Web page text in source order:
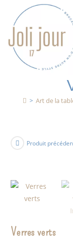
> Art de la
Produit
Verres verts